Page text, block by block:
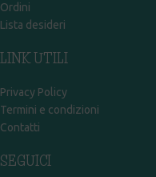
Ordini
Lista desideri
LINK UTILI
Privacy Policy
Termini e condizioni
Contatti
SEGUICI